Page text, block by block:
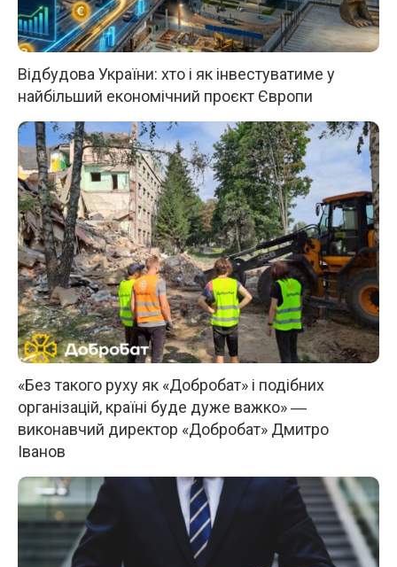
Відбудова України: хто і як інвестуватиме у
найбільший економічний проєкт Європи
«Без такого руху як «Добробат» і подібних
організацій, країні буде дуже важко» ―
виконавчий директор «Добробат» Дмитро
Іванов